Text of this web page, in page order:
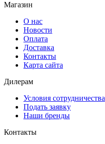
Магазин
О нас
Новости
Оплата
Доставка
Контакты
Карта сайта
Дилерам
Условия сотрудничества
Подать заявку
Наши бренды
Контакты